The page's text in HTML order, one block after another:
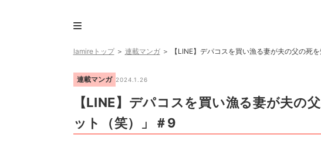
lamireトップ＞ 連載マンガ＞ 【LINE】デパコスを買い漁る妻が夫の父の死
連載マンガ 2024.1.26
【LINE】デパコスを買い漁る妻が夫の
ット（笑）」＃9